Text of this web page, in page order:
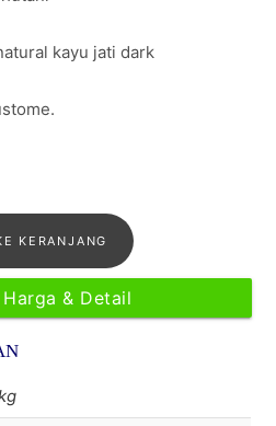
kayu jati dark
KERANJANG
& Detail